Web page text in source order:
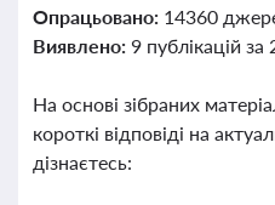
Опрацьовано: 14360
Виявлено: 9 публікацій
На основі зібраних
короткі відповіді на
дізнаєтесь: